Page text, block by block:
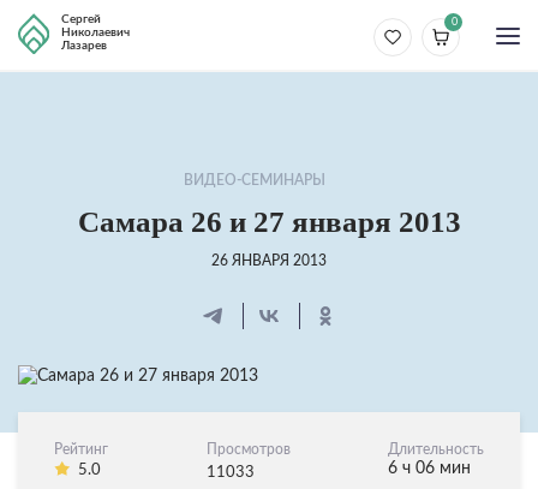
Сергей
Николаевич
Лазарев
0
ВИДЕО-СЕМИНАРЫ
Самара 26 и 27 января 2013
26 ЯНВАРЯ 2013
Рейтинг
5.0
Просмотров
11033
Длительность
6 ч 06 мин